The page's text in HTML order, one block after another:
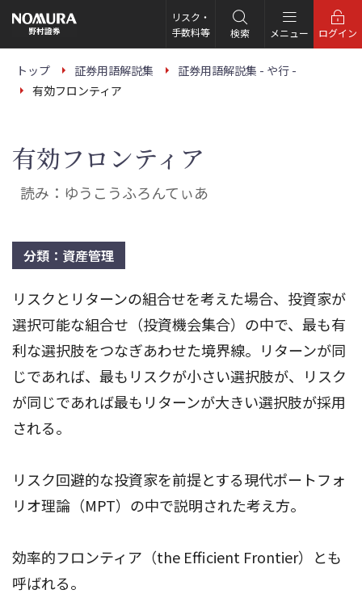
の
ー
リスク・
手数料等
検索 メニュー ログイン
トップ 証券用語解説集
証券用語解説集 - や行 -
有効フロンティア
有効フロンティア
読み：ゆうこうふろんてぃあ
分類：資産管理
リスクとリターンの組合せを考えた場合、投資家が
選択可能な組合せ（投資機会集合）の中で、最も有
利な選択肢をつなぎあわせた境界線。リターンが同
じであれば、最もリスクが小さい選択肢が、リスク
が同じであれば最もリターンが大きい選択肢が採用
される。
リスク回避的な投資家を前提とする現代ポートフォ
リオ理論（MPT）の中で説明された考え方。
効率的フロンティア（the Efficient Frontier）とも
呼ばれる。